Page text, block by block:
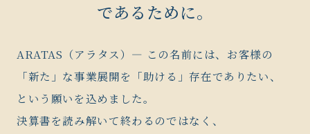
であるために。
ARATAS（アラタス）— この名前には、お客様の
「新た」な事業展開を「助ける」存在でありたい、
という願いを込めました。
決算書を読み解いて終わるのではなく、